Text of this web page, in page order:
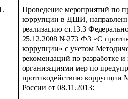
Проведение мероприятий по
коррупции в ДШИ,
реализацию ст.13.3
25.12.2008 №273-ФЗ «О
коррупции» с учетом
рекомендаций по разработке
организациями мер по
противодействию коррупции
России от 08.11.2013: